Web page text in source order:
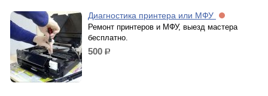
Диагностика принтера или МФУ
Ремонт принтеров и МФУ, выезд мастера
бесплатно.
500 р.